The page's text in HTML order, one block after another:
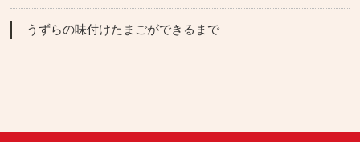
うずらの味付けたまごができるまで